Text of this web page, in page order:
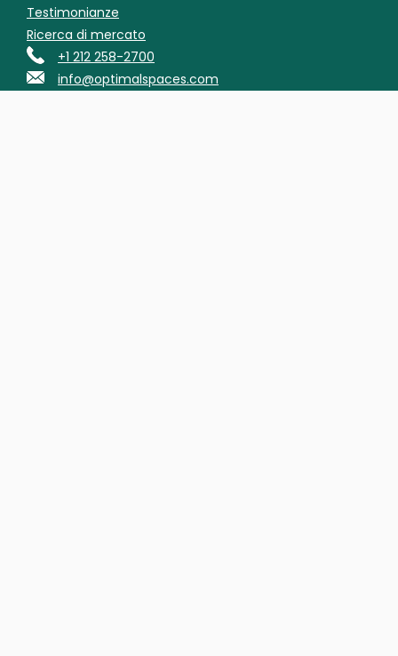
Testimonianze
Ricerca di mercato
+1 212 258-2700
info@optimalspaces.com